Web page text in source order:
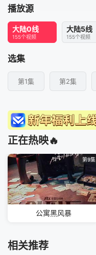
播放源
大陆0线
155个视频
大陆5线
155个视频
选集
第1集 第2集
正在热映🔥
第9集
公寓黑风暴
相关推荐